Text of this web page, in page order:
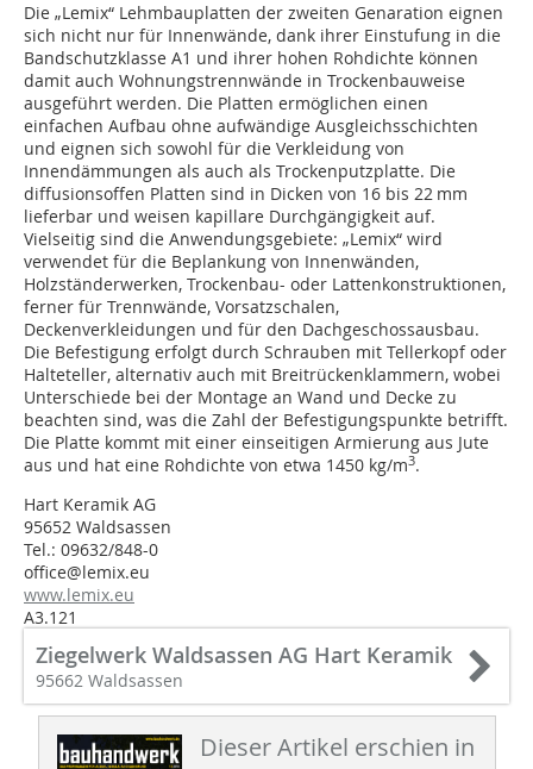
Die „Lemix“ Lehmbauplatten der zweiten Genaration eignen
sich nicht nur für Innenwände, dank ihrer Einstufung in die
Bandschutzklasse A1 und ihrer hohen Rohdichte können
damit auch Wohnungstrennwände in Trockenbauweise
ausgeführt werden. Die Platten ermöglichen einen
einfachen Aufbau ohne aufwändige Ausgleichsschichten
und eignen sich sowohl für die Verkleidung von
Innendämmungen als auch als Trockenputzplatte. Die
diffusionsoffen Platten sind in Dicken von 16 bis 22 mm
lieferbar und weisen kapillare Durchgängigkeit auf.
Vielseitig sind die Anwendungsgebiete: „Lemix“ wird
verwendet für die Beplankung von Innenwänden,
Holzständerwerken, Trockenbau- oder Lattenkonstruktionen,
ferner für Trennwände, Vorsatzschalen,
Deckenverkleidungen und für den Dachgeschossausbau.
Die Befestigung erfolgt durch Schrauben mit Tellerkopf oder
Halteteller, alternativ auch mit Breitrückenklammern, wobei
Unterschiede bei der Montage an Wand und Decke zu
beachten sind, was die Zahl der Befestigungspunkte betrifft.
Die Platte kommt mit einer einseitigen Armierung aus Jute
aus und hat eine Rohdichte von etwa 1450 kg/m3.
Hart Keramik AG
95652 Waldsassen
Tel.: 09632/848-0
office@lemix.eu
www.lemix.eu
A3.121
Ziegelwerk Waldsassen AG Hart Keramik
95662 Waldsassen
Dieser Artikel erschien in